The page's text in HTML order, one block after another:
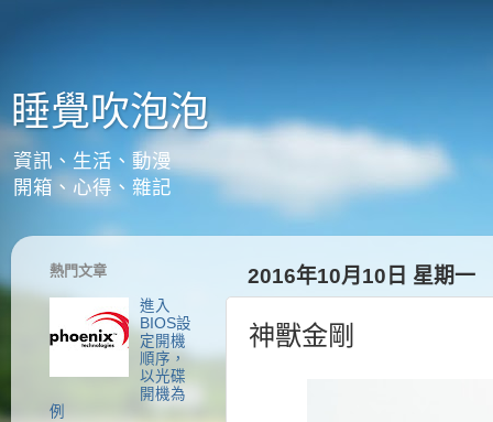
睡覺吹泡泡
資訊、生活、動漫
開箱、心得、雜記
2016年10月10日 星期一
神獸金剛
熱門文章
進入
BIOS設
定開機
順序，
以光碟
開機為
例